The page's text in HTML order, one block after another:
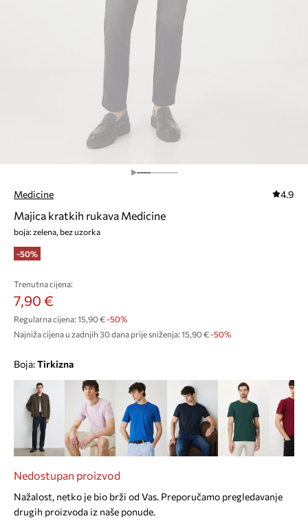
Medicine 4.9
Majica kratkih rukava Medicine
boja: zelena, bez uzorka
-50%
Trenutna cijena:
7,90 €
Regularna cijena: 15,90 €-50%
Najniža cijena u zadnjih 30 dana prije sniženja: 15,90 € -50%
Boja: tirkizna
Nedostupan proizvod
Nažalost, netko je bio brži od Vas. Preporučamo pregledavanje
drugih proizvoda iz naše ponude.